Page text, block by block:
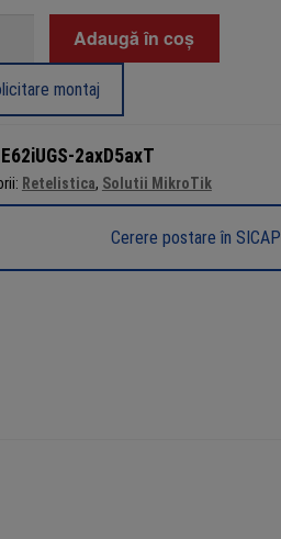
Adaugă în coș
montaj
E62iUGS-2axD5axT
Retelistica, Solutii MikroTik
Cerere postare în SICAP